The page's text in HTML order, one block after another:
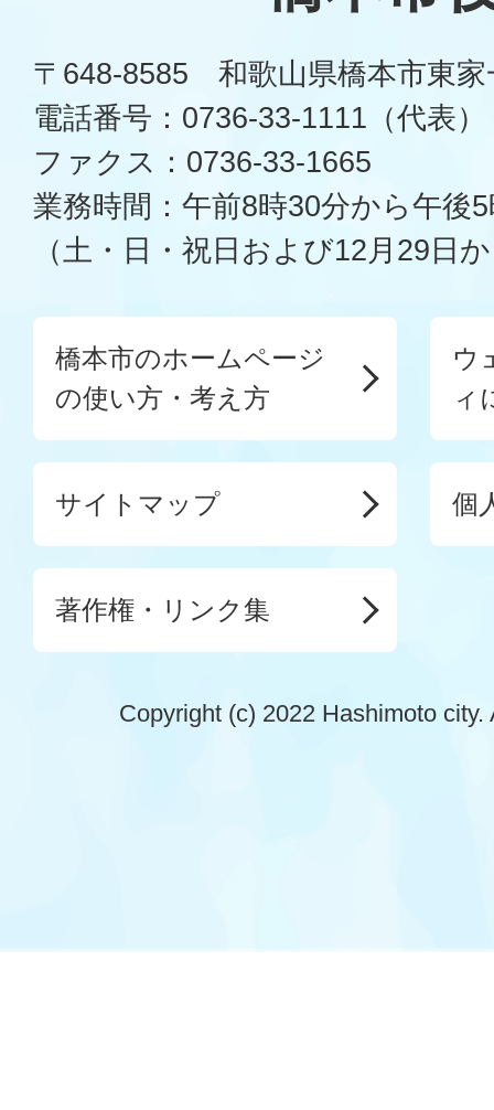
〒648-8585 和歌山県橋本市東家
電話番号：0736-33-1111（代表）
ファクス：0736-33-1665
業務時間：午前8時30分から午後
（土・日・祝日および12月29日
橋本市のホームページ
の使い方・考え方
ウ
ィ
サイトマップ 個
著作権・リンク集
Copyright (c) 2022 Hashimoto